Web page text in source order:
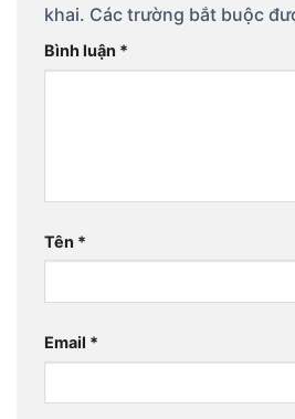
khai. Các trường bắt buộc
Bình luận *
Tên *
Email *